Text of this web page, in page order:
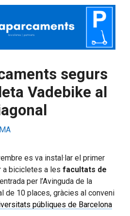
segurs
Vadebike al
es va instal·lar el primer
a bicicletes a les facultats de
per l’Avinguda de la
de 10 places, gràcies al conveni
públiques de Barcelona